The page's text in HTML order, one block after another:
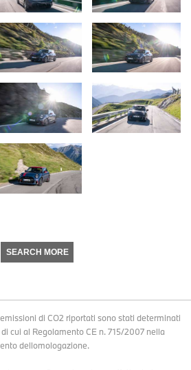
SEARCH MORE
di CO2 riportati sono stati determinati
cui al Regolamento CE n. 715/2007 nella
dellomologazione.